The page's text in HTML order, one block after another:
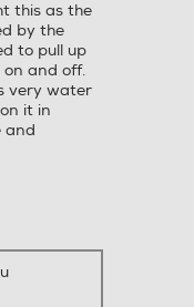
this as the
by the
to pull up
and off.
very water
it in
and